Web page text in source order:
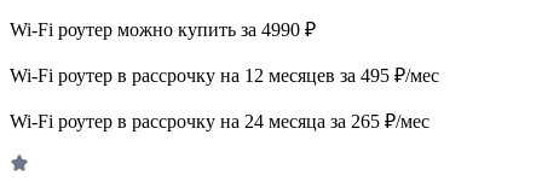
Wi-Fi роутер можно купить за 4990 ₽
Wi-Fi роутер в рассрочку на 12 месяцев за 495 ₽/мес
Wi-Fi роутер в рассрочку на 24 месяца за 265 ₽/мес